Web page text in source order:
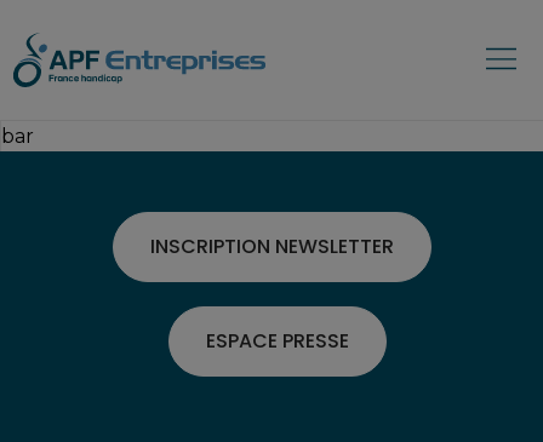
bar
INSCRIPTION NEWSLETTER
ESPACE PRESSE